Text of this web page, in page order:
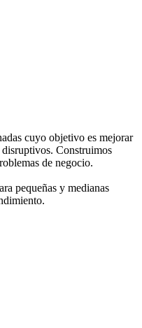
cuyo objetivo es mejorar
Construimos
de negocio.
pequeñas y medianas